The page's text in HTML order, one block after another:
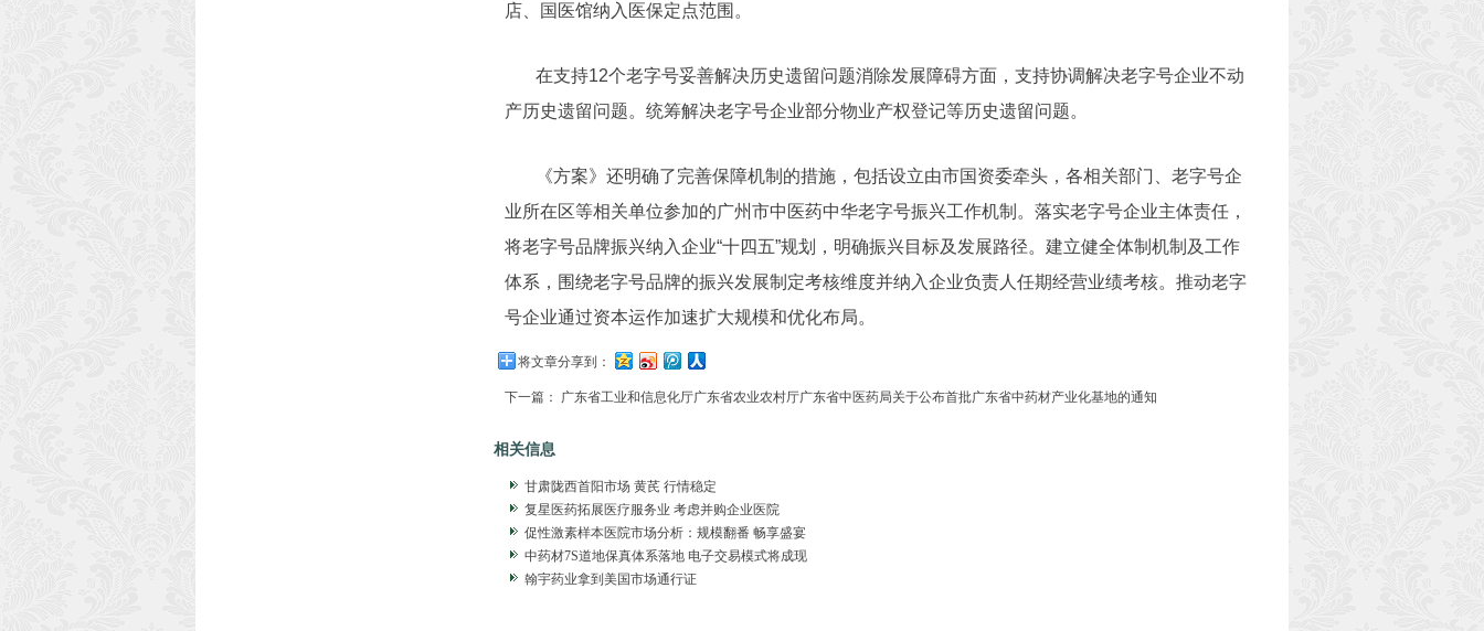
店、国医馆纳入医保定点范围。
在支持12个老字号妥善解决历史遗留问题消除发展障碍方面，支持协调解决老字号企业不动
产历史遗留问题。统筹解决老字号企业部分物业产权登记等历史遗留问题。
《方案》还明确了完善保障机制的措施，包括设立由市国资委牵头，各相关部门、老字号企
业所在区等相关单位参加的广州市中医药中华老字号振兴工作机制。落实老字号企业主体责任，
将老字号品牌振兴纳入企业“十四五”规划，明确振兴目标及发展路径。建立健全体制机制及工作
体系，围绕老字号品牌的振兴发展制定考核维度并纳入企业负责人任期经营业绩考核。推动老字
号企业通过资本运作加速扩大规模和优化布局。
将文章分享到：
下一篇： 广东省工业和信息化厅广东省农业农村厅广东省中医药局关于公布首批广东省中药材产业化基地的通知
相关信息
甘肃陇西首阳市场 黄芪 行情稳定
复星医药拓展医疗服务业 考虑并购企业医院
促性激素样本医院市场分析：规模翻番 畅享盛宴
中药材7S道地保真体系落地 电子交易模式将成现
翰宇药业拿到美国市场通行证